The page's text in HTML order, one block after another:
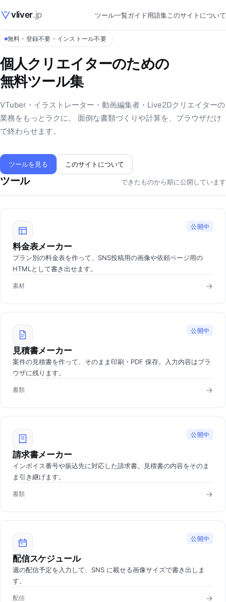
vliver.jp ツール一覧ガイド用語集このサイトについて
無料・登録不要・インストール不要
個人クリエイターのための
無料ツール集
VTuber・イラストレーター・動画編集者・Live2Dクリエイターの
業務をもっとラクに。 面倒な書類づくりや計算を、ブラウザだけ
で終わらせます。
ツールを見る このサイトについて
ツール できたものから順に公開しています
公開中
料金表メーカー
プラン別の料金表を作って、SNS投稿用の画像や依頼ページ用の
HTMLとして書き出せます。
素材
公開中
見積書メーカー
案件の見積書を作って、そのまま印刷・PDF 保存。入力内容はブラ
ウザに残ります。
書類
公開中
請求書メーカー
インボイス番号や振込先に対応した請求書。見積書の内容をそのま
ま引き継げます。
書類
公開中
配信スケジュール
週の配信予定を入力して、SNS に載せる画像サイズで書き出しま
す。
配信